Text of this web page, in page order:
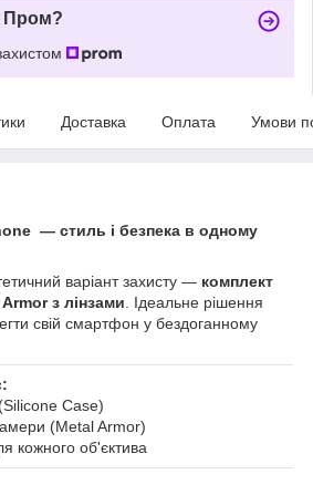
Пром?
Доставка Оплата Умови
— стиль і безпека в одному
варіант захисту — комплект
з лінзами . Ідеальне рішення
свій смартфон у бездоганному
Case)
(Metal Armor)
кожного об'єктива